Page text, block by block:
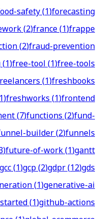
safety(1)forecasting
(2)france(1)frappe
(2)fraud-prevention
(1)free-tool(1)free-tools
(1)freshbooks
)freshworks(1)frontend
(7)functions(2)fund-
builder(2)funnels
)future-of-work(1)gantt
gcc(1)gcp(2)gdpr(12)gds
(1)generative-ai
(1)github-actions